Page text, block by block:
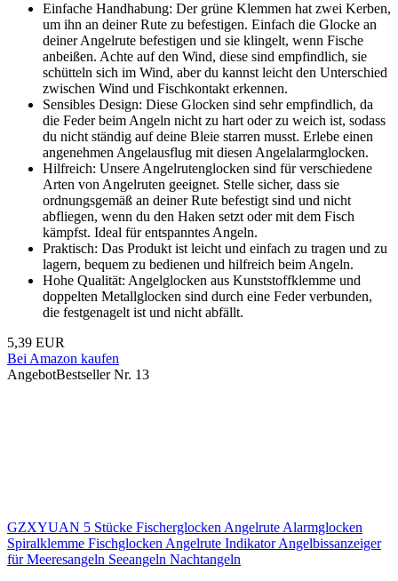
Einfache Handhabung: Der grüne Klemmen hat zwei Kerben,
um ihn an deiner Rute zu befestigen. Einfach die Glocke an
deiner Angelrute befestigen und sie klingelt, wenn Fische
anbeißen. Achte auf den Wind, diese sind empfindlich, sie
schütteln sich im Wind, aber du kannst leicht den Unterschied
zwischen Wind und Fischkontakt erkennen.
Sensibles Design: Diese Glocken sind sehr empfindlich, da
die Feder beim Angeln nicht zu hart oder zu weich ist, sodass
du nicht ständig auf deine Bleie starren musst. Erlebe einen
angenehmen Angelausflug mit diesen Angelalarmglocken.
Hilfreich: Unsere Angelrutenglocken sind für verschiedene
Arten von Angelruten geeignet. Stelle sicher, dass sie
ordnungsgemäß an deiner Rute befestigt sind und nicht
abfliegen, wenn du den Haken setzt oder mit dem Fisch
kämpfst. Ideal für entspanntes Angeln.
Praktisch: Das Produkt ist leicht und einfach zu tragen und zu
lagern, bequem zu bedienen und hilfreich beim Angeln.
Hohe Qualität: Angelglocken aus Kunststoffklemme und
doppelten Metallglocken sind durch eine Feder verbunden,
die festgenagelt ist und nicht abfällt.
5,39 EUR
Bei Amazon kaufen
AngebotBestseller Nr. 13
GZXYUAN 5 Stücke Fischerglocken Angelrute Alarmglocken
Spiralklemme Fischglocken Angelrute Indikator Angelbissanzeiger
für Meeresangeln Seeangeln Nachtangeln